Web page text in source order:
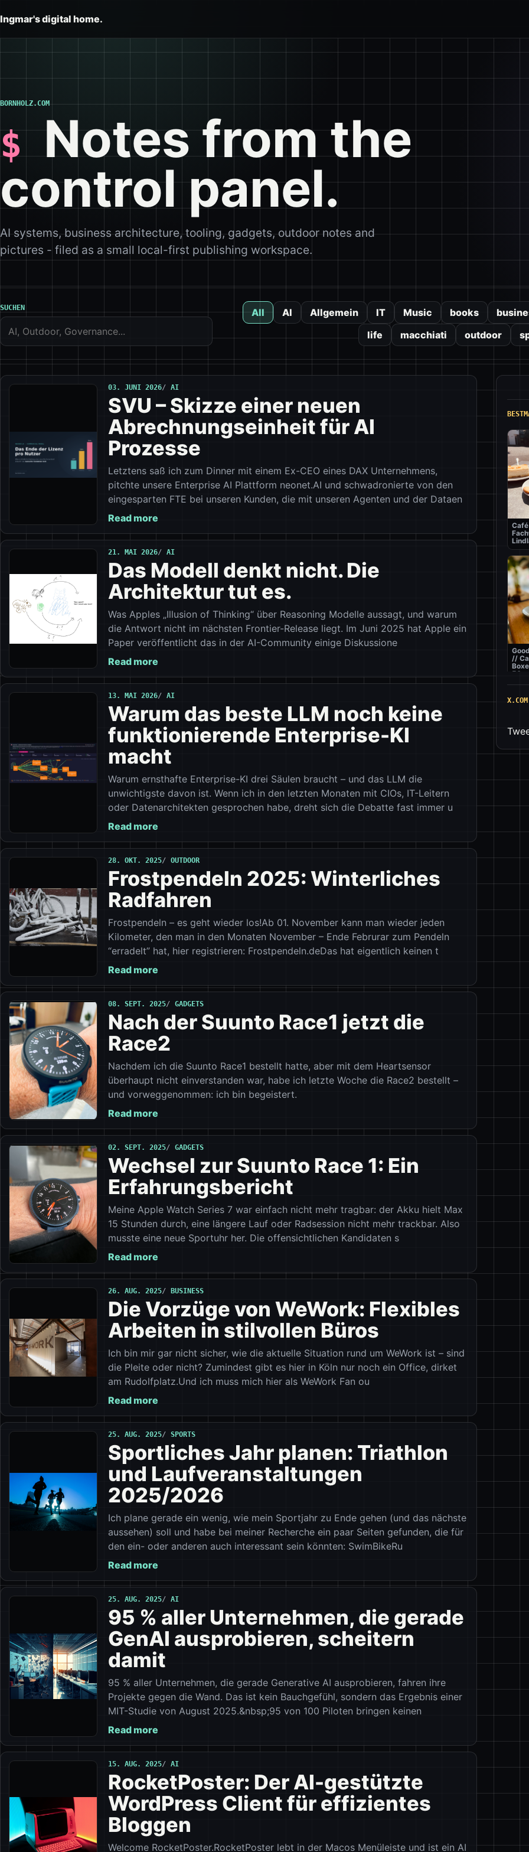
Ingmar's digital home.
BORNHOLZ.COM
Notes from the
control panel.
AI systems, business architecture, tooling, gadgets, outdoor notes and
pictures - filed as a small local-first publishing workspace.
SUCHEN All AI Allgemein IT Music books
life
macchiati outdoor
03. JUNI 2026 AI
SVU – Skizze einer neuen
Abrechnungseinheit für AI
Prozesse
Letztens saß ich zum Dinner mit einem Ex-CEO eines DAX Unternehmens,
pitchte unsere Enterprise AI Plattform neonet.AI und schwadronierte von den
eingesparten FTE bei unseren Kunden, die mit unseren Agenten und der Dataen
Read more
21. MAI 2026 AI
Das Modell denkt nicht. Die
Architektur tut es.
Was Apples „Illusion of Thinking“ über Reasoning Modelle aussagt, und warum
die Antwort nicht im nächsten Frontier-Release liegt. Im Juni 2025 hat Apple ein
Paper veröffentlicht das in der AI-Community einige Diskussione
Read more
13. MAI 2026 AI
Warum das beste LLM noch keine
funktionierende Enterprise-KI
macht
Warum ernsthafte Enterprise-KI drei Säulen braucht – und das LLM die
unwichtigste davon ist. Wenn ich in den letzten Monaten mit CIOs, IT-Leitern
oder Datenarchitekten gesprochen habe, dreht sich die Debatte fast immer u
Read more
28. OKT. 2025 OUTDOOR
Frostpendeln 2025: Winterliches
Radfahren
Frostpendeln – es geht wieder los!Ab 01. November kann man wieder jeden
Kilometer, den man in den Monaten November – Ende Februrar zum Pendeln
“erradelt” hat, hier registrieren: Frostpendeln.deDas hat eigentlich keinen t
Read more
08. SEPT. 2025 GADGETS
Nach der Suunto Race1 jetzt die
Race2
Nachdem ich die Suunto Race1 bestellt hatte, aber mit dem Heartsensor
überhaupt nicht einverstanden war, habe ich letzte Woche die Race2 bestellt –
und vorweggenommen: ich bin begeistert.
Read more
02. SEPT. 2025 GADGETS
Wechsel zur Suunto Race 1: Ein
Erfahrungsbericht
Meine Apple Watch Series 7 war einfach nicht mehr tragbar: der Akku hielt Max
15 Stunden durch, eine längere Lauf oder Radsession nicht mehr trackbar. Also
musste eine neue Sportuhr her. Die offensichtlichen Kandidaten s
Read more
26. AUG. 2025 BUSINESS
Die Vorzüge von WeWork: Flexibles
Arbeiten in stilvollen Büros
Ich bin mir gar nicht sicher, wie die aktuelle Situation rund um WeWork ist – sind
die Pleite oder nicht? Zumindest gibt es hier in Köln nur noch ein Office, dirket
am Rudolfplatz.Und ich muss mich hier als WeWork Fan ou
Read more
25. AUG. 2025 SPORTS
Sportliches Jahr planen: Triathlon
und Laufveranstaltungen
2025/2026
Ich plane gerade ein wenig, wie mein Sportjahr zu Ende gehen (und das nächste
aussehen) soll und habe bei meiner Recherche ein paar Seiten gefunden, die für
den ein- oder anderen auch interessant sein könnten: SwimBikeRu
Read more
25. AUG. 2025 AI
95 % aller Unternehmen, die gerade
GenAI ausprobieren, scheitern
damit
95 % aller Unternehmen, die gerade Generative AI ausprobieren, fahren ihre
Projekte gegen die Wand. Das ist kein Bauchgefühl, sondern das Ergebnis einer
MIT-Studie von August 2025.&nbsp;95 von 100 Piloten bringen keinen
Read more
15. AUG. 2025 AI
RocketPoster: Der AI-gestützte
WordPress Client für effizientes
Bloggen
Welcome RocketPoster.RocketPoster lebt in der Macos Menüleiste und ist ein AI
//
50m
X.COM